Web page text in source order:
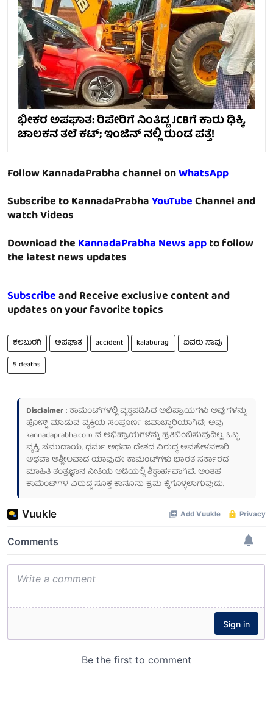
ಭೀಕರ ಅಪಘಾತ: ರಿಪೇರಿಗೆ ನಿಂತಿದ್ದ JCBಗೆ ಕಾರು ಢಿಕ್ಕಿ,
ಚಾಲಕನ ತಲೆ ಕಟ್; ಇಂಜಿನ್ ನಲ್ಲಿ ರುಂಡ ಪತ್ತೆ!
Follow KannadaPrabha channel onWhatsApp
Subscribe to KannadaPrabhaYouTubeChannel and
watch Videos
Download theKannadaPrabha News appto follow
the latest news updates
Subscribeand Receive exclusive content and
updates on your favorite topics
ಕಲಬುರಗಿ ಅಪಘಾತ accident kalaburagi
ಐವರು ಸಾವು
5 deaths
Disclaimer: ಕಾಮೆಂಟ್‌ಗಳಲ್ಲಿ ವ್ಯಕ್ತಪಡಿಸಿದ ಅಭಿಪ್ರಾಯಗಳು ಅವುಗಳನ್ನು
ಪೋಸ್ಟ್ ಮಾಡುವ ವ್ಯಕ್ತಿಯ ಸಂಪೂರ್ಣ ಜವಾಬ್ದಾರಿಯಾಗಿದೆ; ಅವು
kannadaprabha.com ನ ಅಭಿಪ್ರಾಯಗಳನ್ನು ಪ್ರತಿಬಿಂಬಿಸುವುದಿಲ್ಲ. ಒಬ್ಬ
ವ್ಯಕ್ತಿ, ಸಮುದಾಯ, ಧರ್ಮ ಅಥವಾ ದೇಶದ ವಿರುದ್ಧ ಅವಹೇಳನಕಾರಿ
ಅಥವಾ ಅಶ್ಲೀಲವಾದ ಯಾವುದೇ ಕಾಮೆಂಟ್‌ಗಳು ಭಾರತ ಸರ್ಕಾರದ
ಮಾಹಿತಿ ತಂತ್ರಜ್ಞಾನ ನೀತಿಯ ಅಡಿಯಲ್ಲಿ ಶಿಕ್ಷಾರ್ಹವಾಗಿವೆ. ಅಂತಹ
ಕಾಮೆಂಟ್‌ಗಳ ವಿರುದ್ಧ ಸೂಕ್ತ ಕಾನೂನು ಕ್ರಮ ಕೈಗೊಳ್ಳಲಾಗುವುದು.